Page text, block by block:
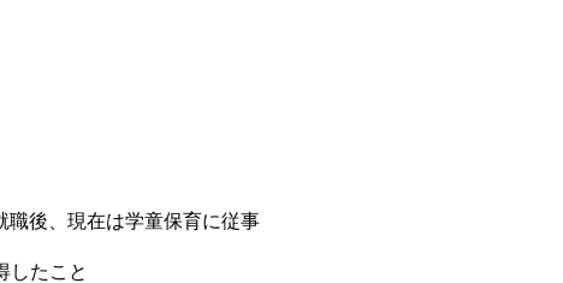
職後、現在は学童保育に従事
したこと